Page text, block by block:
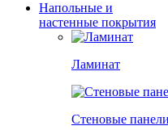
Напольные и
настенные покрытия
Ламинат
Стеновые панели